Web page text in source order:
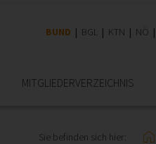
BUND BGL KTN NÖ
MITGLIEDER­VERZEICHNIS
Sie befinden sich hier: